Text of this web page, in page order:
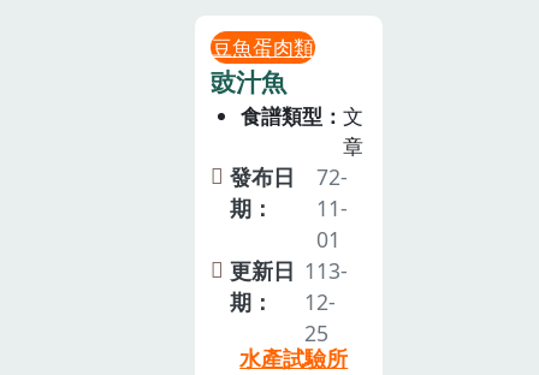
豆魚蛋肉類
豉汁魚
食譜類型
文
章
發布日
期：
72-
11-
01
更新日
期：
113-
12-
25
水產試驗所